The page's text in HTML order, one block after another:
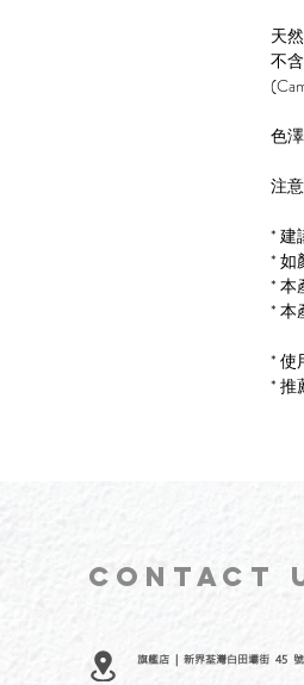
天
不
色
注
* 建
* 如
* 本
* 本
* 使
* 推
CONTACT
旗艦店 | 新界荃灣白田壩街 45